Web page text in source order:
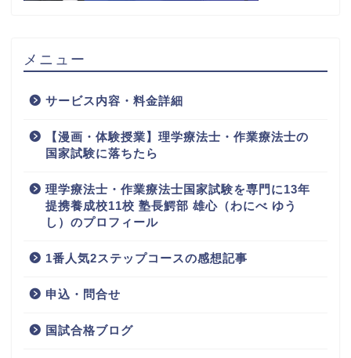
メニュー
サービス内容・料金詳細
【漫画・体験授業】理学療法士・作業療法士の
国家試験に落ちたら
理学療法士・作業療法士国家試験を専門に13年
提携養成校11校 塾長鰐部 雄心（わにべ ゆう
し）のプロフィール
1番人気2ステップコースの感想記事
申込・問合せ
国試合格ブログ